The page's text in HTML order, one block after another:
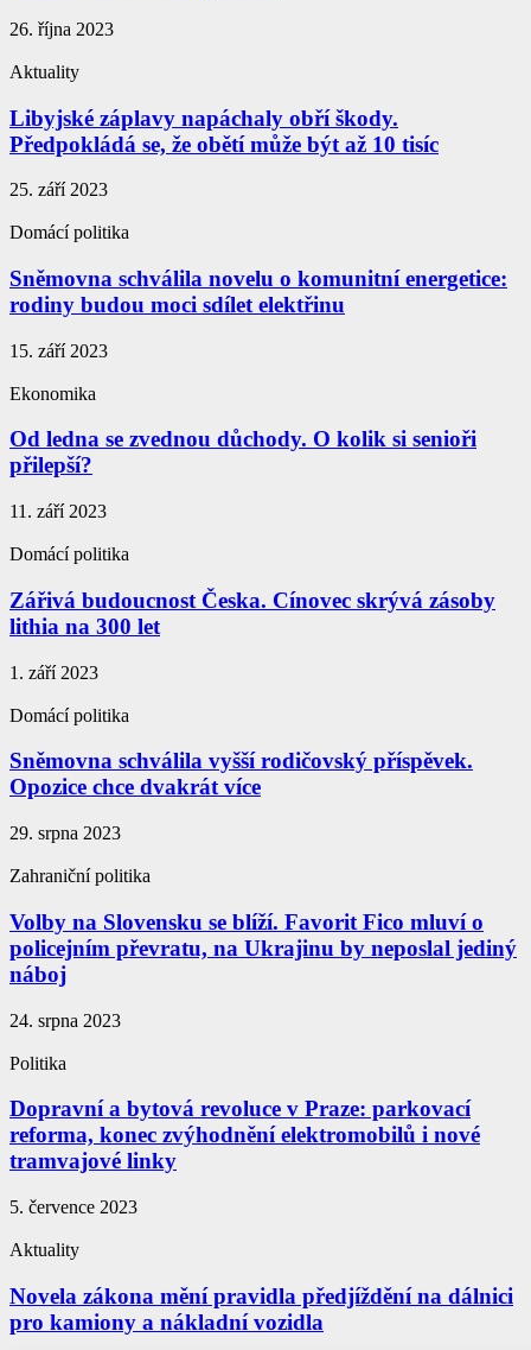
26. října 2023
Aktuality
Libyjské záplavy napáchaly obří škody.
Předpokládá se, že obětí může být až 10 tisíc
25. září 2023
Domácí politika
Sněmovna schválila novelu o komunitní energetice:
rodiny budou moci sdílet elektřinu
15. září 2023
Ekonomika
Od ledna se zvednou důchody. O kolik si senioři
přilepší?
11. září 2023
Domácí politika
Zářivá budoucnost Česka. Cínovec skrývá zásoby
lithia na 300 let
1. září 2023
Domácí politika
Sněmovna schválila vyšší rodičovský příspěvek.
Opozice chce dvakrát více
29. srpna 2023
Zahraniční politika
Volby na Slovensku se blíží. Favorit Fico mluví o
policejním převratu, na Ukrajinu by neposlal jediný
náboj
24. srpna 2023
Politika
Dopravní a bytová revoluce v Praze: parkovací
reforma, konec zvýhodnění elektromobilů i nové
tramvajové linky
5. července 2023
Aktuality
Novela zákona mění pravidla předjíždění na dálnici
pro kamiony a nákladní vozidla